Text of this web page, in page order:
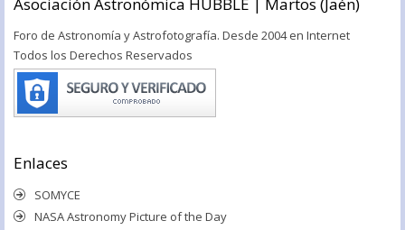
Foro de Astronomía y Astrofotografía. Desde 2004 en Internet
Todos los Derechos Reservados
Enlaces
SOMYCE
NASA Astronomy Picture of the Day